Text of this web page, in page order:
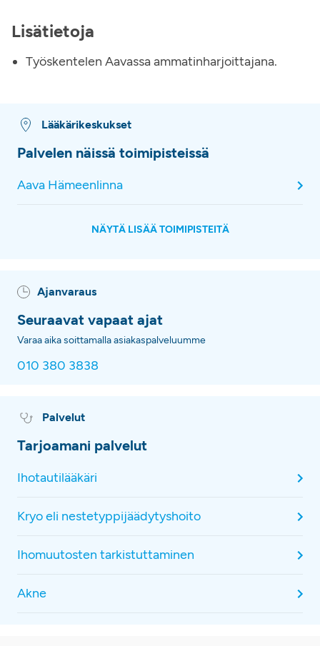
Lisätietoja
Työskentelen Aavassa ammatinharjoittajana.
Lääkärikeskukset
Palvelen näissä toimipisteissä
Aava Hämeenlinna
NÄYTÄ LISÄÄ TOIMIPISTEITÄ
Ajanvaraus
Seuraavat vapaat ajat
Varaa aika soittamalla asiakaspalveluumme
010 380 3838
Palvelut
Tarjoamani palvelut
Ihotautilääkäri
Kryo eli nestetyppijäädytyshoito
Ihomuutosten tarkistuttaminen
Akne